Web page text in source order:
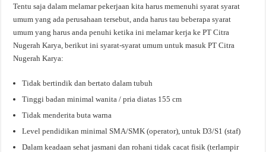
Tentu saja dalam melamar pekerjaan kita harus memenuhi syarat syarat
umum yang ada perusahaan tersebut, anda harus tau beberapa syarat
umum yang harus anda penuhi ketika ini melamar kerja ke PT Citra
Nugerah Karya, berikut ini syarat-syarat umum untuk masuk PT Citra
Nugerah Karya:
Tidak bertindik dan bertato dalam tubuh
Tinggi badan minimal wanita / pria diatas 155 cm
Tidak menderita buta warna
Level pendidikan minimal SMA/SMK (operator), untuk D3/S1 (staf)
Dalam keadaan sehat jasmani dan rohani tidak cacat fisik (terlampir